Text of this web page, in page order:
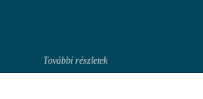
További részletek